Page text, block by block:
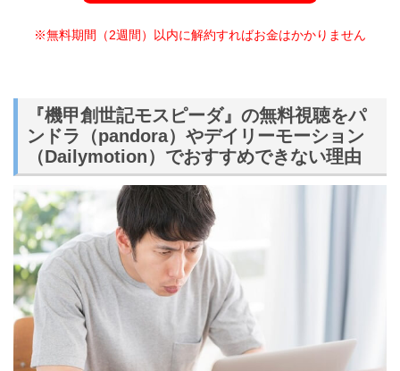
※無料期間（2週間）以内に解約すればお金はかかりません
『機甲創世記モスピーダ』の無料視聴をパ
ンドラ（pandora）やデイリーモーション
（Dailymotion）でおすすめできない理由